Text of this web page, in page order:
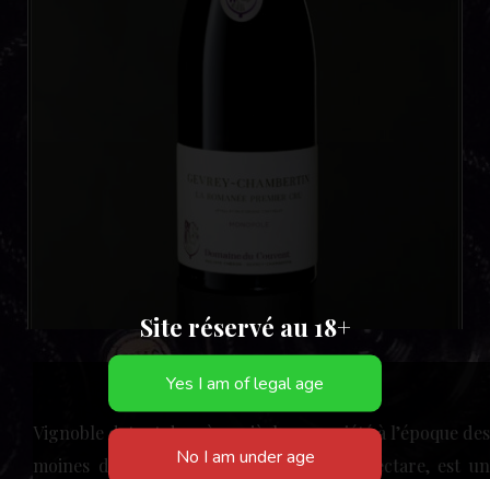
Vignoble datant du 12ème siècle, propriété à l’époque des
moines de Cluny, ce clos de plus de 1 hectare, est un
Site réservé au 18+